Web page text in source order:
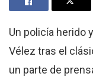
Un policía herido
Vélez tras el
un parte de